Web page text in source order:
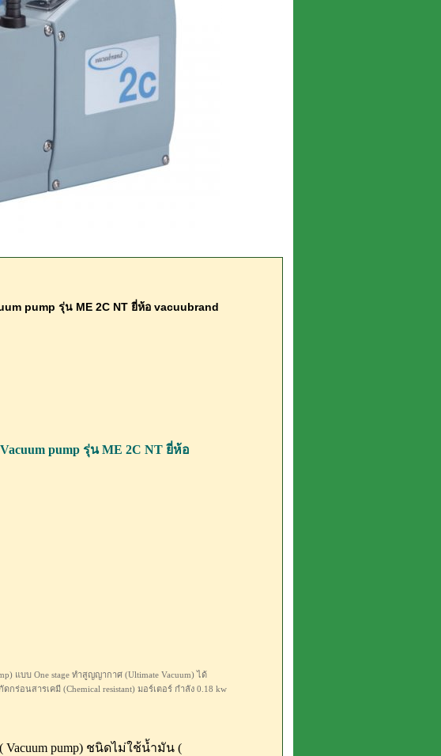
pump รุ่น ME 2C NT ยี่ห้อ vacuubrand
pump รุ่น ME 2C NT ยี่ห้อ
แบบ One stage ทำสูญญากาศ (Ultimate Vacuum) ได้
ร่อนสารเคมี (Chemical resistant) มอร์เตอร์ กำลัง 0.18 kw
pump) ชนิดไม่ใช้น้ำมัน (